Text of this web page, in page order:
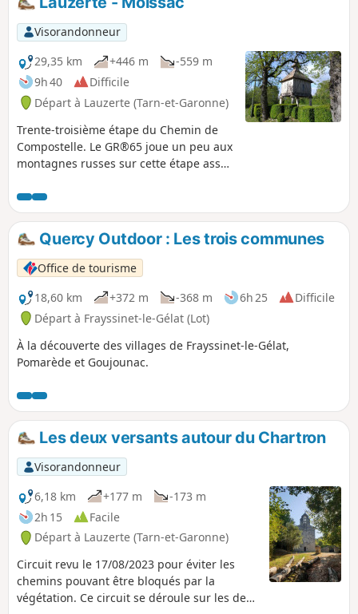
Visorandonneur
29,35 km
+446 m
-559 m
9h 40
Difficile
Départ à Lauzerte (Tarn-et-Garonne)
Trente-troisième étape du Chemin de
Compostelle. Le GR®65 joue un peu aux
montagnes russes sur cette étape assez
n’oubliez pas de vous retourner pour
admirer au loin le village de Lauzerte.
Pigonniers et chapelles, tout comme
vignes et vergers se succèdent. Vous
quittez tout doucement le Quercy Blanc,
pour rejoindre les rives du Tarn et la
ville de Moissac qui mérite que l'on s'y
attarde.
Quercy Outdoor : Les trois communes
Office de tourisme
18,60 km
+372 m -368 m 6h 25
Difficile
Départ à Frayssinet-le-Gélat (Lot)
À la découverte des villages de Frayssinet-le-Gélat,
Pomarède et Goujounac.
Les deux versants autour du Chartron
Visorandonneur
6,18 km
+177 m
-173 m
2h 15
Facile
Départ à Lauzerte (Tarn-et-Garonne)
Circuit revu le 17/08/2023 pour éviter les
chemins pouvant être bloqués par la
végétation. Ce circuit se déroule sur les deux